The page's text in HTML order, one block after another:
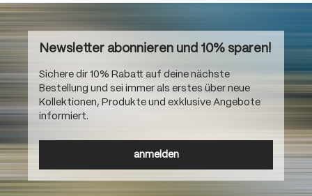
Newsletter abonnieren und 10% sparen!
Sichere dir 10% Rabatt auf deine nächste
Bestellung und sei immer als erstes über neue
Kollektionen, Produkte und exklusive Angebote
informiert.
anmelden